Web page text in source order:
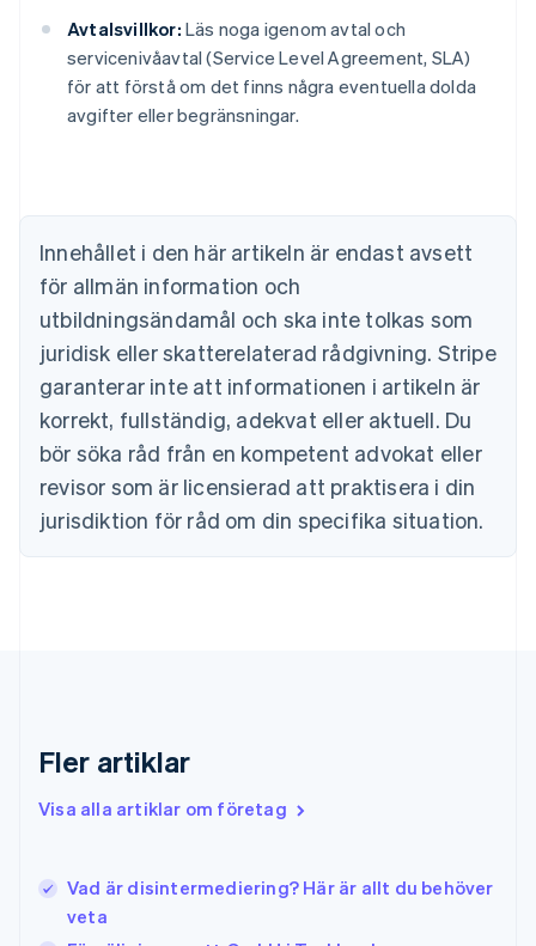
Avtalsvillkor: Läs noga igenom avtal och
servicenivåavtal (Service Level Agreement, SLA)
för att förstå om det finns några eventuella dolda
avgifter eller begränsningar.
Innehållet i den här artikeln är endast avsett
för allmän information och
utbildningsändamål och ska inte tolkas som
juridisk eller skatterelaterad rådgivning. Stripe
garanterar inte att informationen i artikeln är
korrekt, fullständig, adekvat eller aktuell. Du
bör söka råd från en kompetent advokat eller
revisor som är licensierad att praktisera i din
jurisdiktion för råd om din specifika situation.
Fler artiklar
Visa alla artiklar om företag
Vad är disintermediering? Här är allt du behöver
veta
Australien
English
Belgien
Bulgarien
Cypern
English
English
Estland
English
Fastlandskina
简体中文English
Finland
Frankrike
FrançaisEnglish
English
English
Japan
日本語